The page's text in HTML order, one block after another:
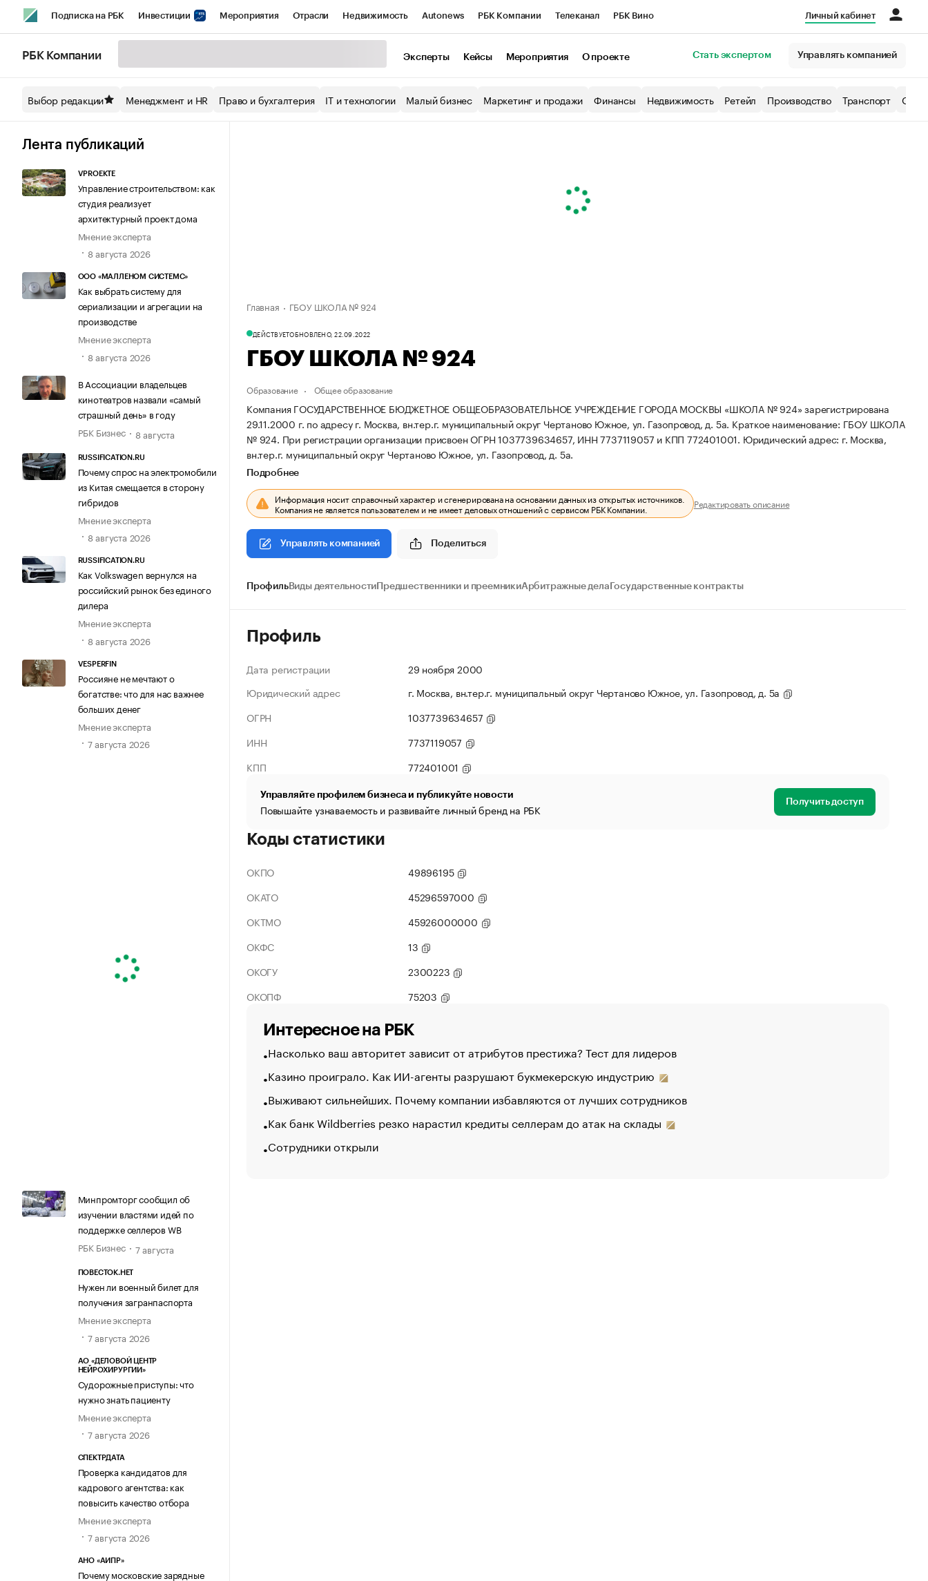
Подписка на РБК Инвестиции Мероприятия Отрасли Недвижимость Autonews РБК Компании Телеканал РБК Вино
Спецпроекты СПб Конференции СПб Спецпроекты Экономика Бизнес
Технологии и медиа
Личный кабинет
РБК Компании Эксперты Кейсы Мероприятия О проекте Стать экспертом Управлять компанией
Выбор редакции Менеджмент и HR Право и бухгалтерия IT и технологии Малый бизнес Маркетинг и продажи Финансы Недвижимость Ретейл Производство Транспорт
Лента публикаций
VPROEKTE
Управление строительством: как
студия реализует
архитектурный проект дома
Мнение эксперта
8 августа 2026
ООО «МАЛЛЕНОМ СИСТЕМС»
Как выбрать систему для
сериализации и агрегации на
производстве
Мнение эксперта
8 августа 2026
В Ассоциации владельцев
кинотеатров назвали «самый
страшный день» в году
РБК Бизнес
8 августа
RUSSIFICATION.RU
Почему спрос на электромобили
из Китая смещается в сторону
гибридов
Мнение эксперта
8 августа 2026
RUSSIFICATION.RU
Как Volkswagen вернулся на
российский рынок без единого
дилера
Мнение эксперта
8 августа 2026
VESPERFIN
Россияне не мечтают о
богатстве: что для нас важнее
больших денег
Мнение эксперта
7 августа 2026
Минпромторг сообщил об
изучении властями идей по
поддержке селлеров WB
РБК Бизнес
7 августа
ПОВЕСТОК.НЕТ
Нужен ли военный билет для
получения загранпаспорта
Мнение эксперта
7 августа 2026
АО «ДЕЛОВОЙ ЦЕНТР
НЕЙРОХИРУРГИИ»
Судорожные приступы: что
нужно знать пациенту
Мнение эксперта
7 августа 2026
СПЕКТРДАТА
Проверка кандидатов для
кадрового агентства: как
повысить качество отбора
Мнение эксперта
7 августа 2026
АНО «АИПР»
Почему московские зарядные
Главная ГБОУ ШКОЛА № 924
ДЕЙСТВУЕТОБНОВЛЕНО, 22.09.2022
ГБОУ ШКОЛА № 924
Образование Общее образование
Компания ГОСУДАРСТВЕННОЕ БЮДЖЕТНОЕ ОБЩЕОБРАЗОВАТЕЛЬНОЕ УЧРЕЖДЕНИЕ ГОРОДА МОСКВЫ «ШКОЛА № 924» зарегистрирована
29.11.2000 г. по адресу г. Москва, вн.тер.г. муниципальный округ Чертаново Южное, ул. Газопровод, д. 5а. Краткое наименование: ГБОУ ШКОЛА
№ 924. При регистрации организации присвоен ОГРН 1037739634657, ИНН 7737119057 и КПП 772401001. Юридический адрес: г. Москва,
вн.тер.г. муниципальный округ Чертаново Южное, ул. Газопровод, д. 5а.
Подробнее
Информация носит справочный характер и сгенерирована на основании данных из открытых источников.
Компания не является пользователем и не имеет деловых отношений с сервисом РБК Компании. Редактировать описание
Управлять компанией Поделиться
ПрофильВиды деятельности Предшественники и преемникиАрбитражные дела Государственные контракты
Профиль
Дата регистрации
29 ноября 2000
Юридический адрес
г. Москва, вн.тер.г. муниципальный округ Чертаново Южное, ул. Газопровод, д. 5а
ОГРН
1037739634657
ИНН
7737119057
КПП
772401001
Управляйте профилем бизнеса и публикуйте новости
Повышайте узнаваемость и развивайте личный бренд на РБК Получить доступ
Коды статистики
ОКПО
49896195
ОКАТО
45296597000
ОКТМО
45926000000
ОКФС
13
ОКОГУ
2300223
ОКОПФ
75203
Интересное на РБК
Насколько ваш авторитет зависит от атрибутов престижа? Тест для лидеров
Казино проиграло. Как ИИ-агенты разрушают букмекерскую индустрию
Выживают сильнейших. Почему компании избавляются от лучших сотрудников
Как банк Wildberries резко нарастил кредиты селлерам до атак на склады
Сотрудники открыли